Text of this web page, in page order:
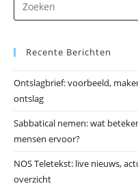
Recente Berichten
Ontslagbrief: voorbeeld,
ontslag
Sabbatical nemen: wat
mensen ervoor?
NOS Teletekst: live nieuws,
overzicht